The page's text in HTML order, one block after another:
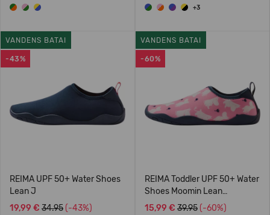
+3
-43%
VANDENS BATAI
REIMA UPF 50+ Water Shoes
Lean J
19,99 € 34.95 (-43%)
-60%
VANDENS BATAI
REIMA Toddler UPF 50+ Water
Shoes Moomin Lean
5400091M
15,99 € 39.95 (-60%)